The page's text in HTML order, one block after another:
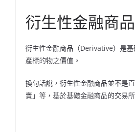
衍生性金融商
衍生性金融商品（Derivative）是
產標的物之價值。
換句話說，衍生性金融商品並不是
賣」等，基於基礎金融商品的交易